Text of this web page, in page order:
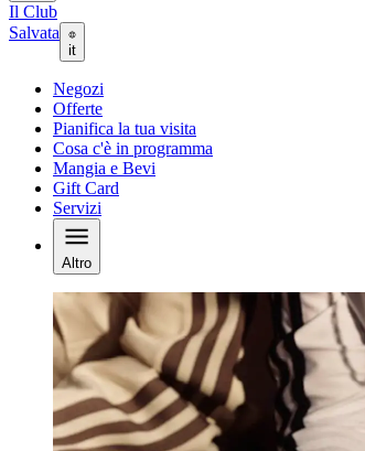
Il Club
Salvata
it
Negozi
Offerte
Pianifica la tua visita
Cosa c'è in programma
Mangia e Bevi
Gift Card
Servizi
Altro